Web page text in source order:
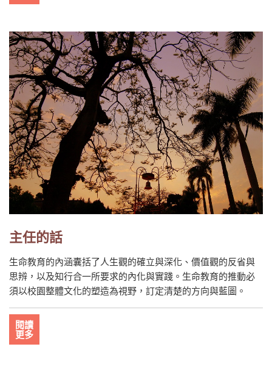
主任的話
生命教育的內涵囊括了人生觀的確立與深化、價值觀的反省與
思辨，以及知行合一所要求的內化與實踐。生命教育的推動必
須以校園整體文化的塑造為視野，訂定清楚的方向與藍圖。
閱讀
更多